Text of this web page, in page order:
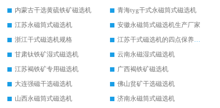
内蒙古干选黄硫铁矿磁选机
青海tyg干式永磁筒式磁选机
江苏永磁筒式磁选机
安徽永磁筒式磁选机生产厂家
浙江干式磁选机规格
江苏干式磁选机的四点保养秘籍
甘肃钛铁矿湿式磁选机
云南永磁湿式磁选机
江苏褐铁矿专用磁选机
广西褐铁矿磁选机
大连强磁干选磁选机
佛山贫矿干选磁选机
山西永磁筒式磁选机
济南永磁筒式磁选机